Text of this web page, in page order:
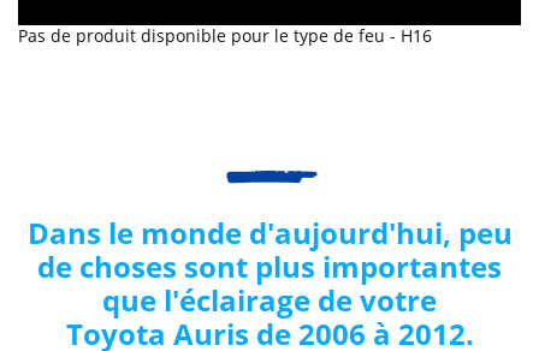
Pas de produit disponible pour le type de feu - H16
Dans le monde d'aujourd'hui, peu
de choses sont plus importantes
que l'éclairage de votre
Toyota Auris de 2006 à 2012.